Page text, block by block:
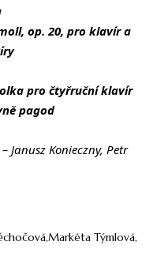
op. 20, pro klavír a
pro čtyřruční klavír
pagod
Janusz Konieczny, Petr
Markéta Týmlová